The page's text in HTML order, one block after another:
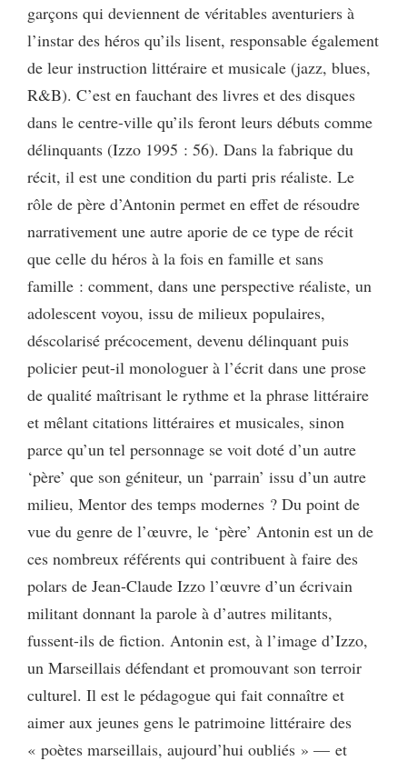
garçons qui deviennent de véritables aventuriers à
l’instar des héros qu’ils lisent, responsable également
de leur instruction littéraire et musicale (jazz, blues,
R&B). C’est en fauchant des livres et des disques
dans le centre-ville qu’ils feront leurs débuts comme
délinquants (Izzo 1995 : 56). Dans la fabrique du
récit, il est une condition du parti pris réaliste. Le
rôle de père d’Antonin permet en effet de résoudre
narrativement une autre aporie de ce type de récit
que celle du héros à la fois en famille et sans
famille : comment, dans une perspective réaliste, un
adolescent voyou, issu de milieux populaires,
déscolarisé précocement, devenu délinquant puis
policier peut-il monologuer à l’écrit dans une prose
de qualité maîtrisant le rythme et la phrase littéraire
et mêlant citations littéraires et musicales, sinon
parce qu’un tel personnage se voit doté d’un autre
‘père’ que son géniteur, un ‘parrain’ issu d’un autre
milieu, Mentor des temps modernes ? Du point de
vue du genre de l’œuvre, le ‘père’ Antonin est un de
ces nombreux référents qui contribuent à faire des
polars de Jean-Claude Izzo l’œuvre d’un écrivain
militant donnant la parole à d’autres militants,
fussent-ils de fiction. Antonin est, à l’image d’Izzo,
un Marseillais défendant et promouvant son terroir
culturel. Il est le pédagogue qui fait connaître et
aimer aux jeunes gens le patrimoine littéraire des
« poètes marseillais, aujourd’hui oubliés » — et